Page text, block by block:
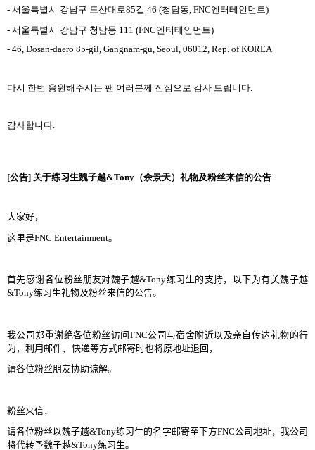
- 서울특별시 강남구 도산대로85길 46 (청담동, FNC엔터테인먼트)
- 서울특별시 강남구 청담동 111 (FNC엔터테인먼트)
- 46, Dosan-daero 85-gil, Gangnam-gu, Seoul, 06012, Rep. of KOREA
다시 한번 응원해주시는 팬 여러분께 진심으로 감사 드립니다
감사합니다.
[公告] 关于练习生魏子越&Tony （余景天）礼物及粉丝来信的公告
大家好，
这里是FNC Entertainment。
首先感谢各位粉丝朋友对魏子越&Tony练习生的支持，以下为有关魏子越
&Tony练习生礼物及粉丝来信的公告。
我公司郑重谢绝各位粉丝访问FNC公司与宿舍附近以及亲自传达礼物的行
为，利用邮件
快递等方式邮寄时也将原地址退回，
请各位粉丝朋友协助谅解。
粉丝来信，
请各位粉丝以魏子越&Tony练习生的名字邮寄至下方FNC公司地址，我公司
将代转予魏子越&Tony练习生。